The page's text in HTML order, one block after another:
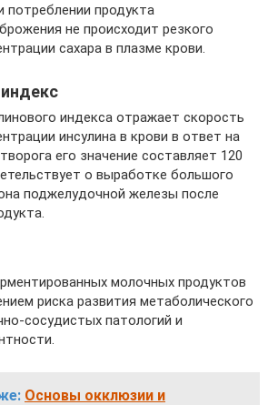
потреблении продукта
не происходит резкого
сахара в плазме крови.
индекса отражает скорость
инсулина в крови в ответ на
его значение составляет 120
о выработке большого
поджелудочной железы после
молочных продуктов
риска развития метаболического
сосудистых патологий и
Основы окклюзии и